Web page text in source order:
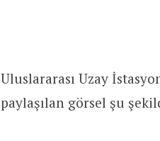
Uluslararası Uzay
paylaşılan görsel şu